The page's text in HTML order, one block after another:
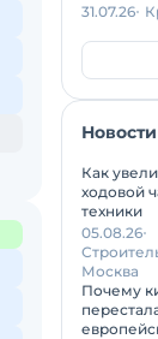
31.07.26
Как
ходовой
техники
05.08.26
Москва
Почему